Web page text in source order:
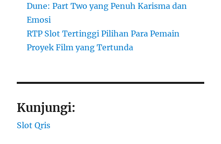
Dune: Part Two yang Penuh Karisma dan
Emosi
RTP Slot Tertinggi Pilihan Para Pemain
Proyek Film yang Tertunda
Kunjungi:
Slot Qris